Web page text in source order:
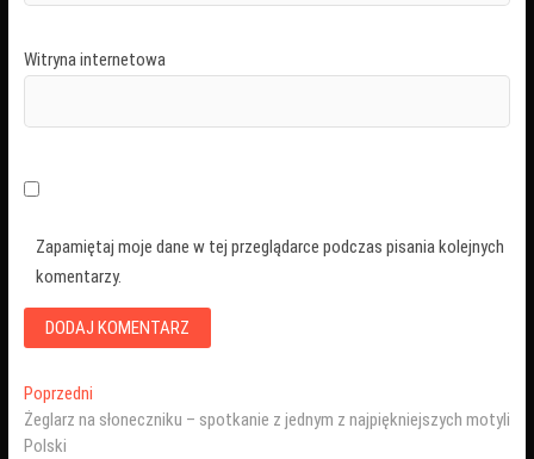
Witryna internetowa
Zapamiętaj moje dane w tej przeglądarce podczas pisania kolejnych
komentarzy.
Nawigacja
wpisu
PoprzedniPoprzedni
wpis:
Żeglarz na słoneczniku – spotkanie z jednym z najpiękniejszych motyli
Polski